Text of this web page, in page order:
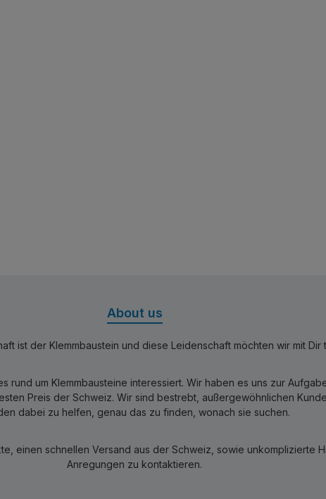
About us
ist der Klemmbaustein und diese Leidenschaft möchten wir mit Dir
rund um Klemmbausteine interessiert. Wir haben es uns zur
Preis der Schweiz. Wir sind bestrebt, außergewöhnlichen
dabei zu helfen, genau das zu finden, wonach sie suchen.
einen schnellen Versand aus der Schweiz, sowie unkomplizierte
Anregungen zu kontaktieren.